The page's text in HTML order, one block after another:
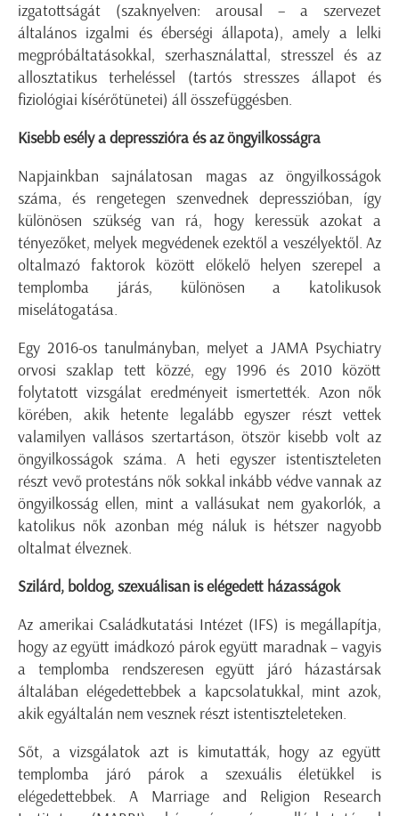
izgatottságát (szaknyelven: arousal – a szervezet
általános izgalmi és éberségi állapota), amely a lelki
megpróbáltatásokkal, szerhasználattal, stresszel és az
allosztatikus terheléssel (tartós stresszes állapot és
fiziológiai kísérőtünetei) áll összefüggésben.
Kisebb esély a depresszióra és az öngyilkosságra
Napjainkban sajnálatosan magas az öngyilkosságok
száma, és rengetegen szenvednek depresszióban, így
különösen szükség van rá, hogy keressük azokat a
tényezőket, melyek megvédenek ezektől a veszélyektől. Az
oltalmazó faktorok között előkelő helyen szerepel a
templomba járás, különösen a katolikusok
miselátogatása.
Egy 2016-os tanulmányban, melyet a JAMA Psychiatry
orvosi szaklap tett közzé, egy 1996 és 2010 között
folytatott vizsgálat eredményeit ismertették. Azon nők
körében, akik hetente legalább egyszer részt vettek
valamilyen vallásos szertartáson, ötször kisebb volt az
öngyilkosságok száma. A heti egyszer istentiszteleten
részt vevő protestáns nők sokkal inkább védve vannak az
öngyilkosság ellen, mint a vallásukat nem gyakorlók, a
katolikus nők azonban még náluk is hétszer nagyobb
oltalmat élveznek.
Szilárd, boldog, szexuálisan is elégedett házasságok
Az amerikai Családkutatási Intézet (IFS) is megállapítja,
hogy az együtt imádkozó párok együtt maradnak – vagyis
a templomba rendszeresen együtt járó házastársak
általában elégedettebbek a kapcsolatukkal, mint azok,
akik egyáltalán nem vesznek részt istentiszteleteken.
Sőt, a vizsgálatok azt is kimutatták, hogy az együtt
templomba járó párok a szexuális életükkel is
elégedettebbek. A Marriage and Religion Research